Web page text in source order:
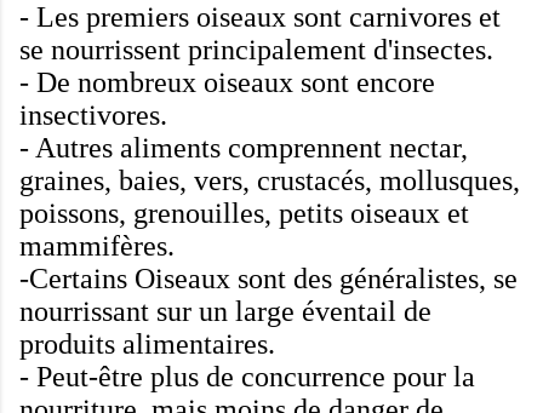
- Les premiers oiseaux sont carnivores et
se nourrissent principalement d'insectes.
- De nombreux oiseaux sont encore
insectivores.
- Autres aliments comprennent nectar,
graines, baies, vers, crustacés, mollusques,
poissons, grenouilles, petits oiseaux et
mammifères.
-Certains Oiseaux sont des généralistes, se
nourrissant sur un large éventail de
produits alimentaires.
- Peut-être plus de concurrence pour la